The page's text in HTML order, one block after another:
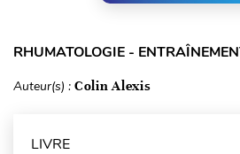
RHUMATOLOGIE -
Auteur(s) : Colin Alexis
LIVRE